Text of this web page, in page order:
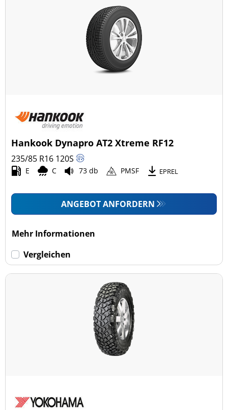
Hankook Dynapro AT2 Xtreme RF12
235/85 R16 120S
E C 73 db PMSF EPREL
ANGEBOT ANFORDERN
Mehr Informationen
Vergleichen